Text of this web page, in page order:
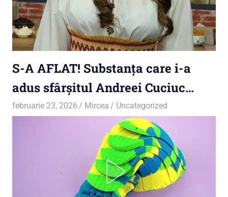
S-A AFLAT! Substanța care i-a
adus sfârșitul Andreei Cuciuc…
februarie 23, 2026 Mircea Uncategorized